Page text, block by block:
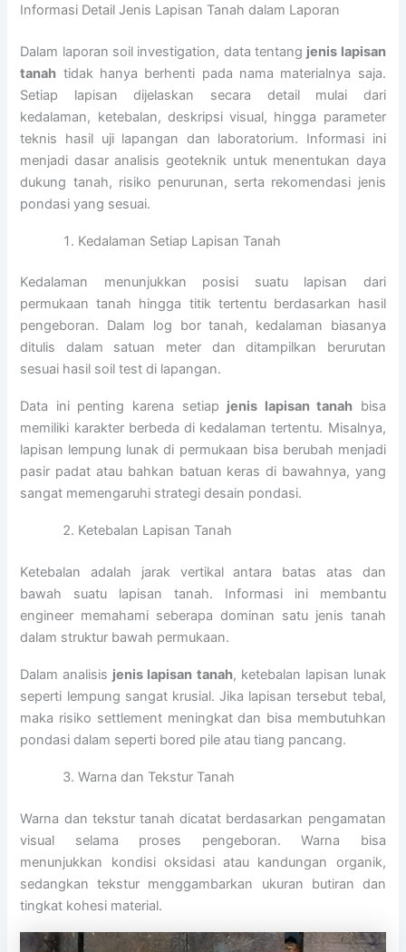
Informasi Detail Jenis Lapisan Tanah dalam Laporan
Dalam laporan soil investigation, data tentang jenis lapisan
tanah tidak hanya berhenti pada nama materialnya saja.
Setiap lapisan dijelaskan secara detail mulai dari
kedalaman, ketebalan, deskripsi visual, hingga parameter
teknis hasil uji lapangan dan laboratorium. Informasi ini
menjadi dasar analisis geoteknik untuk menentukan daya
dukung tanah, risiko penurunan, serta rekomendasi jenis
pondasi yang sesuai.
Kedalaman Setiap Lapisan Tanah
Kedalaman menunjukkan posisi suatu lapisan dari
permukaan tanah hingga titik tertentu berdasarkan hasil
pengeboran. Dalam log bor tanah, kedalaman biasanya
ditulis dalam satuan meter dan ditampilkan berurutan
sesuai hasil soil test di lapangan.
Data ini penting karena setiap jenis lapisan tanah bisa
memiliki karakter berbeda di kedalaman tertentu. Misalnya,
lapisan lempung lunak di permukaan bisa berubah menjadi
pasir padat atau bahkan batuan keras di bawahnya, yang
sangat memengaruhi strategi desain pondasi.
Ketebalan Lapisan Tanah
Ketebalan adalah jarak vertikal antara batas atas dan
bawah suatu lapisan tanah. Informasi ini membantu
engineer memahami seberapa dominan satu jenis tanah
dalam struktur bawah permukaan.
Dalam analisis jenis lapisan tanah, ketebalan lapisan lunak
seperti lempung sangat krusial. Jika lapisan tersebut tebal,
maka risiko settlement meningkat dan bisa membutuhkan
pondasi dalam seperti bored pile atau tiang pancang.
Warna dan Tekstur Tanah
Warna dan tekstur tanah dicatat berdasarkan pengamatan
visual selama proses pengeboran. Warna bisa
menunjukkan kondisi oksidasi atau kandungan organik,
sedangkan tekstur menggambarkan ukuran butiran dan
tingkat kohesi material.